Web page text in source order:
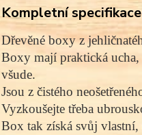
Kompletní specifikace
Dřevěné boxy z
Boxy mají praktická ucha,
všude.
Jsou z čistého
Vyzkoušejte třeba
Box tak získá svůj